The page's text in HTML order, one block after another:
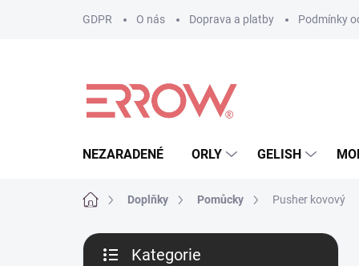
GDPR O nás Doprava a platby Podmínky
NEZARADENÉ ORLY GELISH
Domů Doplňky Pomůcky Pusher kovový
P
Kategorie